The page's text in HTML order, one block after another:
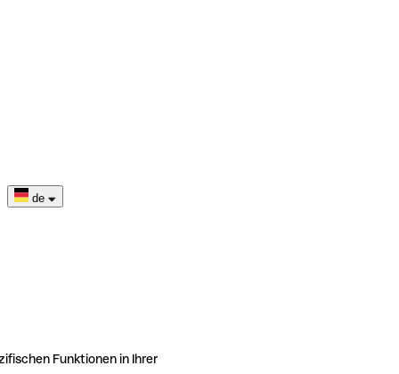
de
Funktionen in Ihrer